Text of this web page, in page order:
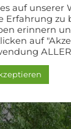
auf unserer
Erfahrung zu
erinnern
auf